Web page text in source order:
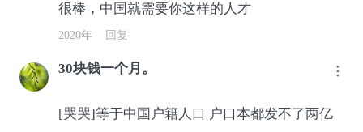
很棒，中国就需要你这样的人才
2020年 回复
30块钱一个月。
[哭哭]等于中国户籍人口 户口本都发不了两亿